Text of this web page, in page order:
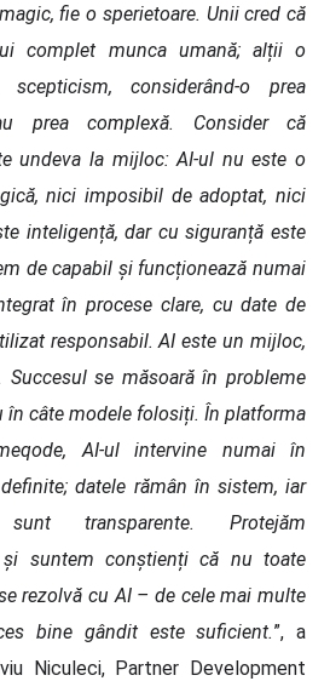
fie o sperietoare. Unii cred că
complet munca umană; alții o
considerând-o prea
prea complexă. Consider că
undeva la mijloc: AI-ul nu este o
nici imposibil de adoptat, nici
inteligență, dar cu siguranță este
de capabil și funcționează numai
în procese clare, cu date de
responsabil. AI este un mijloc,
se măsoară în probleme
în câte modele folosiți. În platforma
AI-ul intervine numai în
datele rămân în sistem, iar
sunt transparente. Protejăm
și suntem conștienți că nu toate
rezolvă cu AI – de cele mai multe
bine gândit este suficient.”, a
Niculeci, Partner Development